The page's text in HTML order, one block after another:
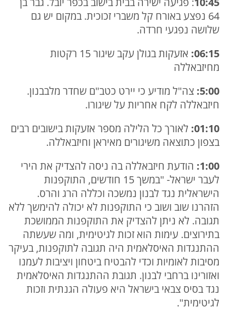
64 נפצע באורח קל משברי זכוכית. במקום יש גם
שלושה נפגעי חרדה.
06:15:
אזעקות בגולן עקב שיגור 15 רקטות
מחיזבאללה
5:00: צה"ל מודיע כי יירט כטב"ם שחדר מלבבנון.
חיזבאללה לקח אחריות על שיגורו.
01:10: לאורך כל הלילה מספר אזעקות בישובים רבים
בצפון כתוצאה משיגורים מאיראן וחיזבאללה.
1:00: הודעת חיזבאללה בה ניסה להצדיק את הירי
לעבר ישראל- "במשך 15 חודשים, התוקפנות
הישראלית נגד לבנון נמשכה וכללה הרג והרס.
הזהרנו שוב ושוב כי התוקפנות לא יכולה להימשך ללא
תגובה. לא ניתן להצדיק את התוקפנות הממושכת
בתירוצים. עימות הוא זכות לגיטימית, ומה שעשתה
ההתנגדות האיסלאמית היה תגובה לתוקפנות, בעיקר
מסיבות לאומיות וכדי להבטיח ביטחון ויציבות לעמנו
ואזורינו ברחבי לבנון. תגובת ההתנגדות האיסלאמית
נגד בסיס צבאי בישראל היא פעולה הגנתית וזכות
לגיטימית".